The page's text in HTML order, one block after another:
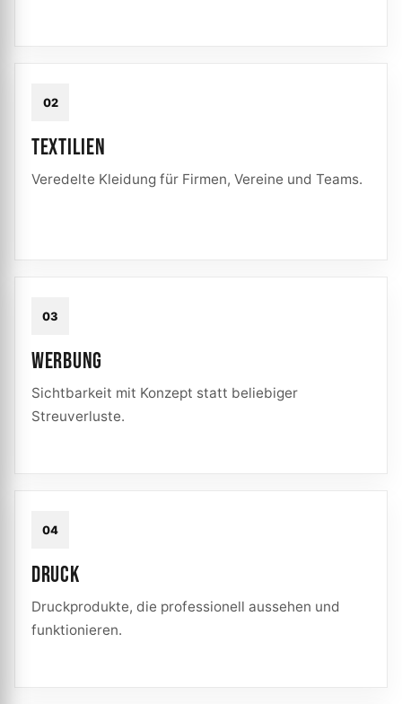
02
TEXTILIEN
Veredelte Kleidung für Firmen, Vereine und Teams.
03
WERBUNG
Sichtbarkeit mit Konzept statt beliebiger
Streuverluste.
04
DRUCK
Druckprodukte, die professionell aussehen und
funktionieren.